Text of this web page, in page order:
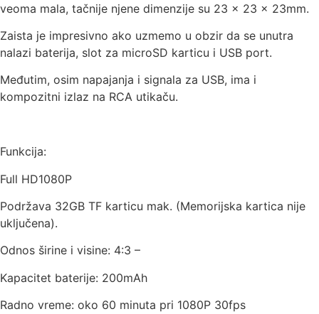
veoma mala, tačnije njene dimenzije su 23 x 23 x 23mm.
Zaista je impresivno ako uzmemo u obzir da se unutra
nalazi baterija, slot za microSD karticu i USB port.
Međutim, osim napajanja i signala za USB, ima i
kompozitni izlaz na RCA utikaču.
Funkcija:
Full HD1080P
Podržava 32GB TF karticu mak. (Memorijska kartica nije
uključena).
Odnos širine i visine: 4:3 –
Kapacitet baterije: 200mAh
Radno vreme: oko 60 minuta pri 1080P 30fps